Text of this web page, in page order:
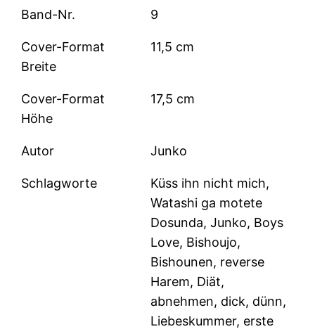
Band-Nr. 9
Cover-Format
Breite
11,5 cm
Cover-Format
Höhe
17,5 cm
Autor Junko
Schlagworte
Küss ihn nicht mich,
Watashi ga motete
Dosunda, Junko, Boys
Love, Bishoujo,
Bishounen, reverse
Harem, Diät,
abnehmen, dick, dünn,
Liebeskummer, erste